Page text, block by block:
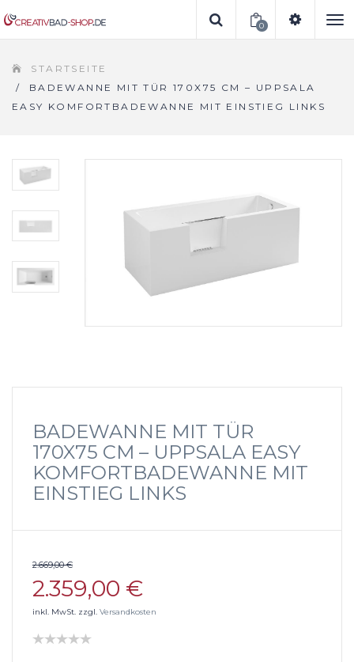
0
STARTSEITE
/
BADEWANNE MIT TÜR 170X75 CM – UPPSALA
EASY KOMFORTBADEWANNE MIT EINSTIEG LINKS
BADEWANNE MIT TÜR
170X75 CM – UPPSALA EASY
KOMFORTBADEWANNE MIT
EINSTIEG LINKS
2.669,00 €
2.359,00 €
inkl. MwSt. zzgl. Versandkosten